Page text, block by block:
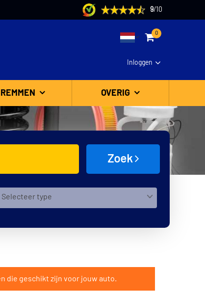
9/ 10
0
Inloggen
REMMEN OVERIG
Zoek
Selecteer type
die geschikt zijn voor jouw auto.